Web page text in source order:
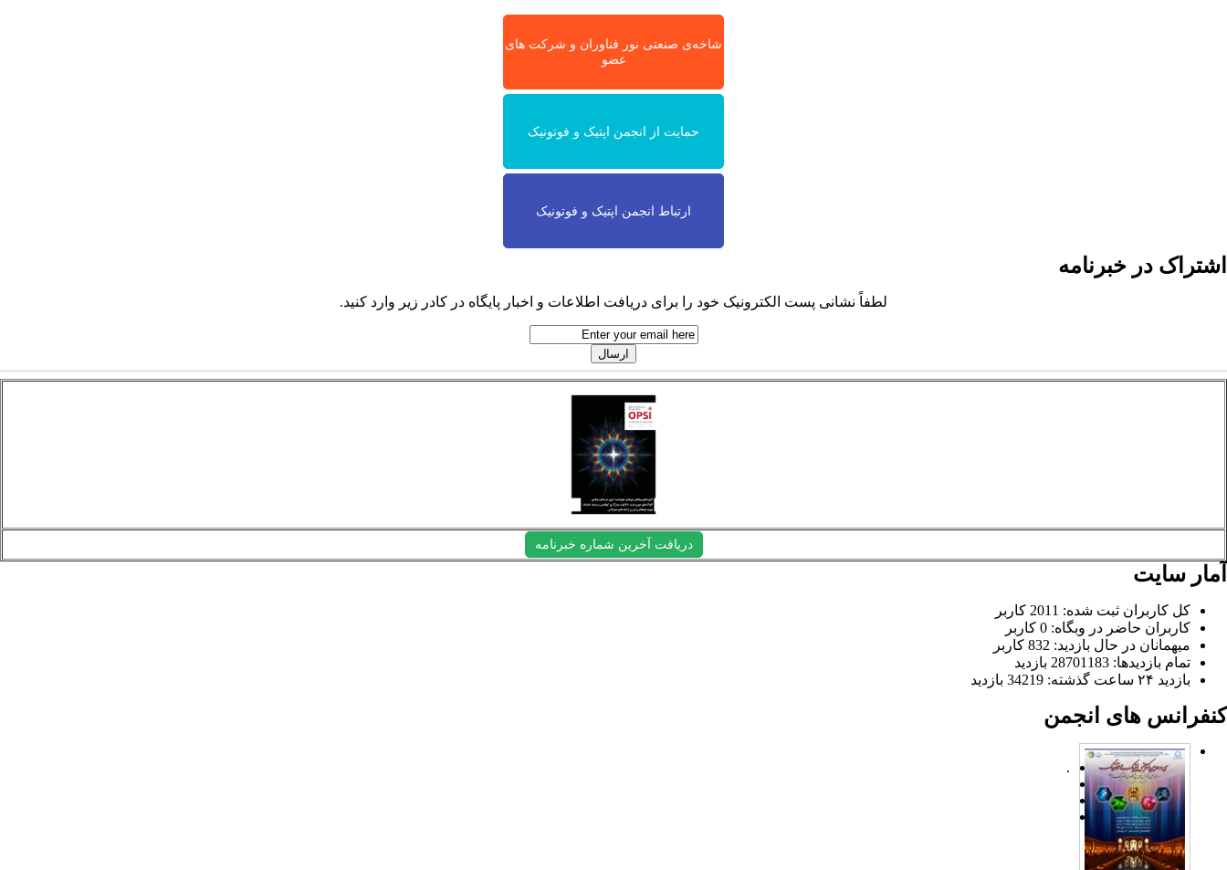
شاخه‌ی صنعتی نور فناوران و شرکت های
عضو
حمایت از انجمن اپتیک و فوتونیک
ارتباط انجمن اپتیک و فوتونیک
اشتراک در خبرنامه
لطفاً نشانی پست الکترونیک خود را برای دریافت اطلاعات و اخبار پایگاه در کادر زیر وارد کنید.
دریافت آخرین شماره خبرنامه
آمار سایت
کل کاربران ثبت شده: 2011 کاربر
کاربران حاضر در وبگاه: 0 کاربر
میهمانان در حال بازدید: 832 کاربر
تمام بازدید‌ها: 28701183 بازدید
بازدید ۲۴ ساعت گذشته: 34219 بازدید
کنفرانس های انجمن
.